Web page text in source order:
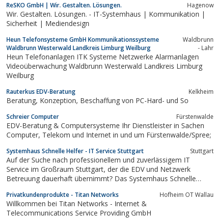
ReSKO GmbH | Wir. Gestalten. Lösungen. Hagenow
Wir. Gestalten. Lösungen. - IT-Systemhaus | Kommunikation |
Sicherheit | Mediendesign
Heun Telefonsysteme GmbH Kommunikationssysteme
Waldbrunn Westerwald Landkreis Limburg Weilburg
Waldbrunn
- Lahr
Heun Telefonanlagen ITK Systeme Netzwerke Alarmanlagen
Videoüberwachung Waldbrunn Westerwald Landkreis Limburg
Weilburg
Rauterkus EDV-Beratung Kelkheim
Beratung, Konzeption, Beschaffung von PC-Hard- und So
Schreier Computer Fürstenwalde
EDV-Beratung & Computersysteme Ihr Dienstleister in Sachen
Computer, Telekom und Internet in und um Fürstenwalde/Spree;
Systemhaus Schnelle Helfer - IT Service Stuttgart Stuttgart
Auf der Suche nach professionellem und zuverlässigem IT
Service im Großraum Stuttgart, der die EDV und Netzwerk
Betreuung dauerhaft übernimmt? Das Systemhaus Schnelle
EDV Planung, Beratung und Service in allen Fragen von IT
Consulting, zu EDV und Netzwerk. Bei einem...
Privatkundenprodukte - Titan Networks Hofheim OT Wallau
Willkommen bei Titan Networks - Internet &
Telecommunications Service Providing GmbH